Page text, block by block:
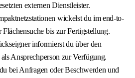
externen Dienstleister.
wickelst du im end-to-
Flächensuche bis zur Fertigstellung.
informierst du über den
Ansprechperson zur Verfügung.
bei Anfragen oder Beschwerden und